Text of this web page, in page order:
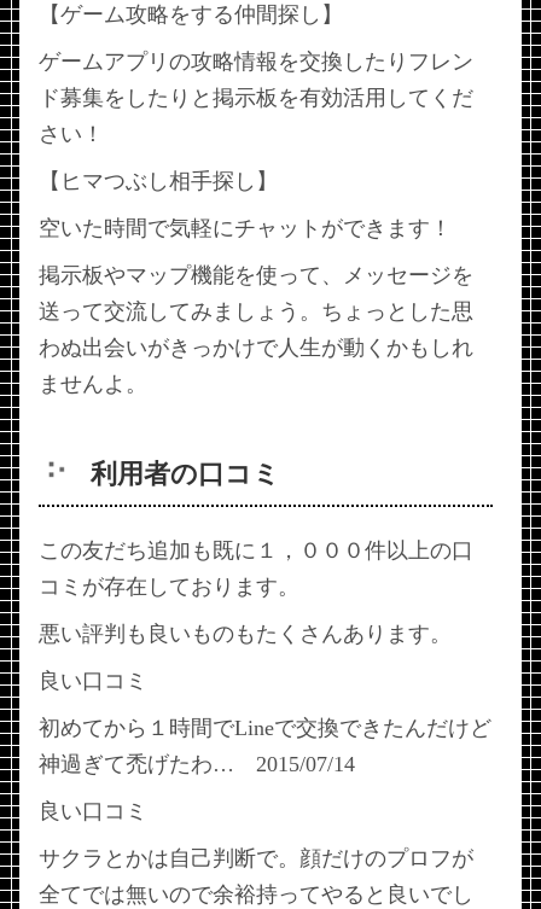
【ゲーム攻略をする仲間探し】
ゲームアプリの攻略情報を交換したりフレン
ド募集をしたりと掲示板を有効活用してくだ
さい！
【ヒマつぶし相手探し】
空いた時間で気軽にチャットができます！
掲示板やマップ機能を使って、メッセージを
送って交流してみましょう。ちょっとした思
わぬ出会いがきっかけで人生が動くかもしれ
ませんよ。
利用者の口コミ
この友だち追加も既に１，０００件以上の口
コミが存在しております。
悪い評判も良いものもたくさんあります。
良い口コミ
初めてから１時間でLineで交換できたんだけど
神過ぎて禿げたわ… 2015/07/14
良い口コミ
サクラとかは自己判断で。顔だけのプロフが
全てでは無いので余裕持ってやると良いでし